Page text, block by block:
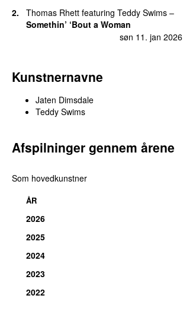
You’re Still the One
fre 1. mar 2024
2. Thomas Rhett featuring Teddy Swims –
Somethin’ ‘Bout a Woman
søn 11. jan 2026
Kunstnernavne
Jaten Dimsdale
Teddy Swims
Afspilninger gennem årene
Som hovedkunstner
ÅR
2026
2025
2024
2023
2022